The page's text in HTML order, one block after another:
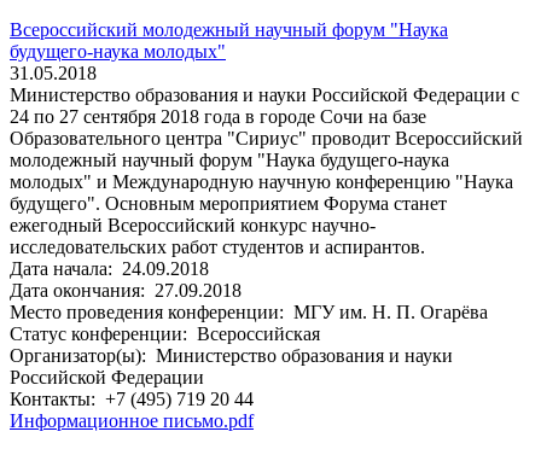
Всероссийский молодежный научный форум "Наука
будущего-наука молодых"
31.05.2018
Министерство образования и науки Российской Федерации с
24 по 27 сентября 2018 года в городе Сочи на базе
Образовательного центра "Сириус" проводит Всероссийский
молодежный научный форум "Наука будущего-наука
молодых" и Международную научную конференцию "Наука
будущего". Основным мероприятием Форума станет
ежегодный Всероссийский конкурс научно-
исследовательских работ студентов и аспирантов.
Дата начала: 24.09.2018
Дата окончания: 27.09.2018
Место проведения конференции: МГУ им. Н. П. Огарёва
Статус конференции: Всероссийская
Организатор(ы): Министерство образования и науки
Российской Федерации
Контакты: +7 (495) 719 20 44
Информационное письмо.pdf